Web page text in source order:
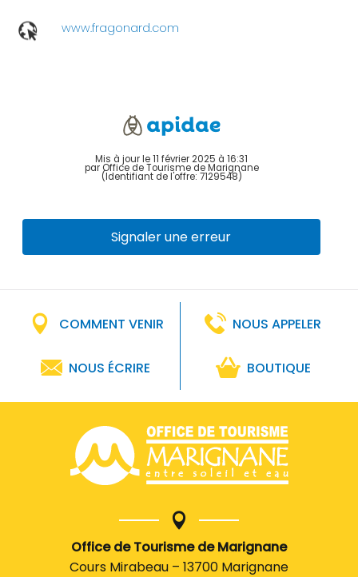
www.fragonard.com
Mis à jour le 11 février 2025 à 16:31
par Office de Tourisme de Marignane
(Identifiant de l'offre: 7129548)
Signaler une erreur
COMMENT VENIR NOUS APPELER
NOUS ÉCRIRE BOUTIQUE
Office de Tourisme de Marignane
Cours Mirabeau – 13700 Marignane